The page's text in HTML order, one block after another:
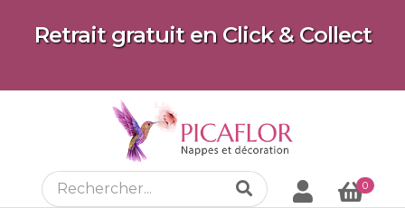
Retrait gratuit en Click & Collect
0